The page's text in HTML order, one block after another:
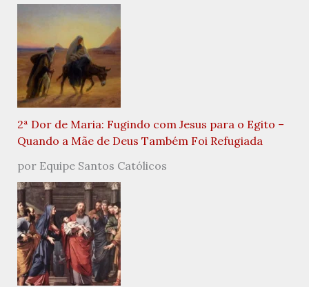
2ª Dor de Maria: Fugindo com Jesus para o Egito –
Quando a Mãe de Deus Também Foi Refugiada
por Equipe Santos Católicos